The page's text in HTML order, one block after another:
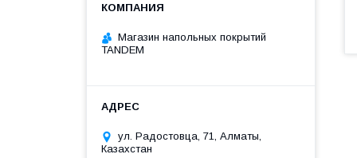
Магазин напольных покрытий
TANDEM
ул. Радостовца, 71, Алматы,
Казахстан